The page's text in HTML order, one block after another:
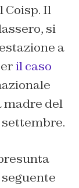
Coisp. Il
si
a
il caso
madre del